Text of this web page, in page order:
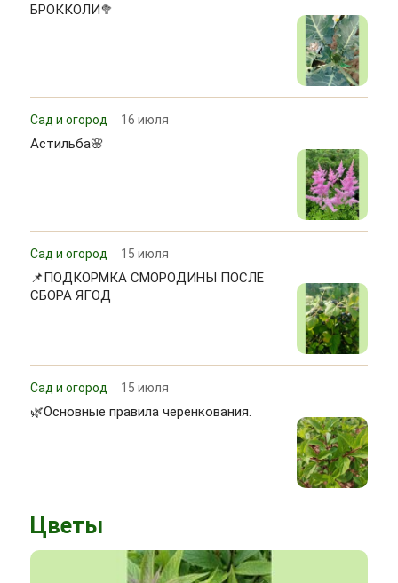
БРОККОЛИ🥦
Сад и огород 16 июля
Астильба🌸
Сад и огород 15 июля
📌ПОДКОРМКА СМОРОДИНЫ ПОСЛЕ
СБОРА ЯГОД
Сад и огород 15 июля
🌿Основные правила черенкования.
Цветы